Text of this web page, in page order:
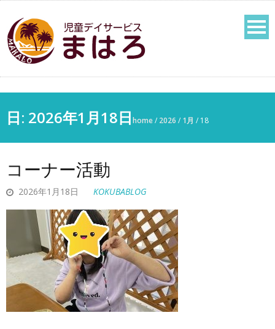
日: 2026年1月18日home/ 2026 / 1月 / 18
コーナー活動
2026年1月18日 KOKUBABLOG